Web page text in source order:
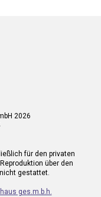
2026
für den privaten
über den
gestattet.
ges.m.b.h.